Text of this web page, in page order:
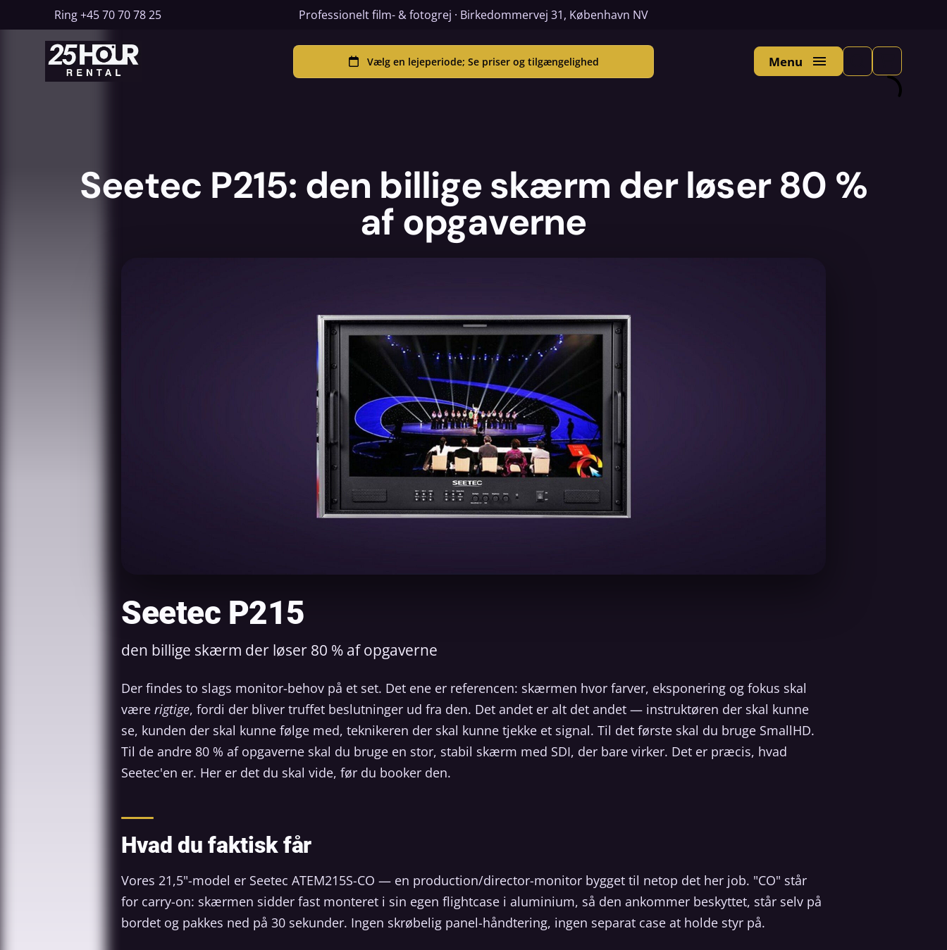
Ring+45 70 70 78 25 Professionelt film- & fotogrej · Birkedommervej 31, København NV
Menu
Seetec P215: den billige skærm der løser 80 %
af opgaverne
Seetec P215
den billige skærm der løser 80 % af opgaverne
Der findes to slags monitor-behov på et set. Det ene er referencen: skærmen hvor farver, eksponering og fokus skal
være rigtige, fordi der bliver truffet beslutninger ud fra den. Det andet er alt det andet — instruktøren der skal kunne
se, kunden der skal kunne følge med, teknikeren der skal kunne tjekke et signal. Til det første skal du bruge SmallHD.
Til de andre 80 % af opgaverne skal du bruge en stor, stabil skærm med SDI, der bare virker. Det er præcis, hvad
Seetec'en er. Her er det du skal vide, før du booker den.
Hvad du faktisk får
Vores 21,5"-model er Seetec ATEM215S-CO — en production/director-monitor bygget til netop det her job. "CO" står
for carry-on: skærmen sidder fast monteret i sin egen flightcase i aluminium, så den ankommer beskyttet, står selv på
bordet og pakkes ned på 30 sekunder. Ingen skrøbelig panel-håndtering, ingen separat case at holde styr på.